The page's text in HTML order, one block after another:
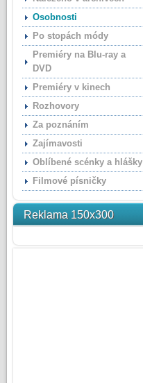
Osobnosti
Po stopách módy
Premiéry na Blu-ray a
DVD
Premiéry v kinech
Rozhovory
Za poznáním
Zajímavosti
Oblíbené scénky a hlášky
Filmové písničky
Reklama 150x300